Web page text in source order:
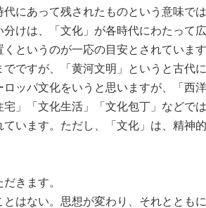
にあって残されたものという意味で
けは、「文化」が各時代にわたって
というのが一応の目安とされています
ですが、「黄河文明」というと古代
ッパ文化をいうと思いますが、「西
」「文化生活」「文化包丁」などで
います。ただし、「文化」は、精神
きます。
はない。思想が変わり、それととも